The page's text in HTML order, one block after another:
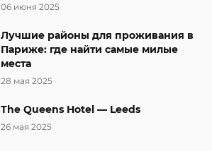
06 июня 2025
Лучшие районы для проживания в
Париже: где найти самые милые
места
28 мая 2025
The Queens Hotel — Leeds
26 мая 2025